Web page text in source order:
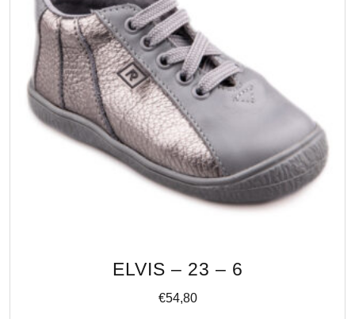
ELVIS – 23 – 6
€54,80